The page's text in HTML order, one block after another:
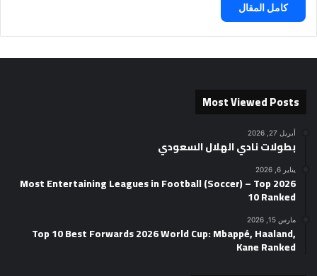
كامل المقال
Most Viewed Posts
أبريل 27, 2026
بطولات نادي الهلال السعودي
يناير 6, 2026
2026 Most Entertaining Leagues in Football (Soccer) – Top
10 Ranked
مارس 15, 2026
Top 10 Best Forwards 2026 World Cup: Mbappé, Haaland,
Kane Ranked